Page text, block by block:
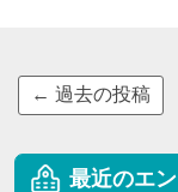
← 過去の投稿
最近のエ